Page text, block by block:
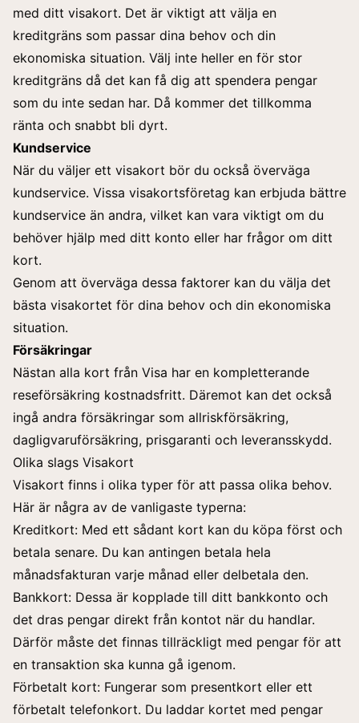
med ditt visakort. Det är viktigt att välja en
kreditgräns som passar dina behov och din
ekonomiska situation. Välj inte heller en för stor
kreditgräns då det kan få dig att spendera pengar
som du inte sedan har. Då kommer det tillkomma
ränta och snabbt bli dyrt.
Kundservice
När du väljer ett visakort bör du också överväga
kundservice. Vissa visakortsföretag kan erbjuda bättre
kundservice än andra, vilket kan vara viktigt om du
behöver hjälp med ditt konto eller har frågor om ditt
kort.
Genom att överväga dessa faktorer kan du välja det
bästa visakortet för dina behov och din ekonomiska
situation.
Försäkringar
Nästan alla kort från Visa har en kompletterande
reseförsäkring kostnadsfritt. Däremot kan det också
ingå andra försäkringar som allriskförsäkring,
dagligvaruförsäkring, prisgaranti och leveransskydd.
Olika slags Visakort
Visakort finns i olika typer för att passa olika behov.
Här är några av de vanligaste typerna:
Kreditkort: Med ett sådant kort kan du köpa först och
betala senare. Du kan antingen betala hela
månadsfakturan varje månad eller delbetala den.
Bankkort: Dessa är kopplade till ditt bankkonto och
det dras pengar direkt från kontot när du handlar.
Därför måste det finnas tillräckligt med pengar för att
en transaktion ska kunna gå igenom.
Förbetalt kort: Fungerar som presentkort eller ett
förbetalt telefonkort. Du laddar kortet med pengar